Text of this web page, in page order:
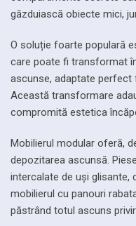
găzduiască obiecte mici,
O soluție foarte populară
care poate fi transformat
ascunse, adaptate perfect
Această transformare
compromită estetica
Mobilierul modular oferă,
depozitarea ascunsă.
intercalate de uși glisante,
mobilierul cu panouri
păstrând totul ascuns